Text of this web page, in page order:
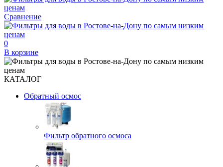
Сравнение
0
В корзине
КАТАЛОГ
Обратный осмос
Фильтр обратного осмоса